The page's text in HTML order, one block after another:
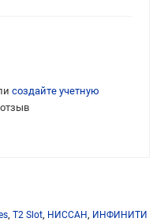
создайте учетную
, T2 Slot, НИССАН, ИНФИНИТИ